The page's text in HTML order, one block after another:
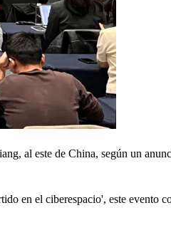
al este de China, según un
en el ciberespacio', este evento